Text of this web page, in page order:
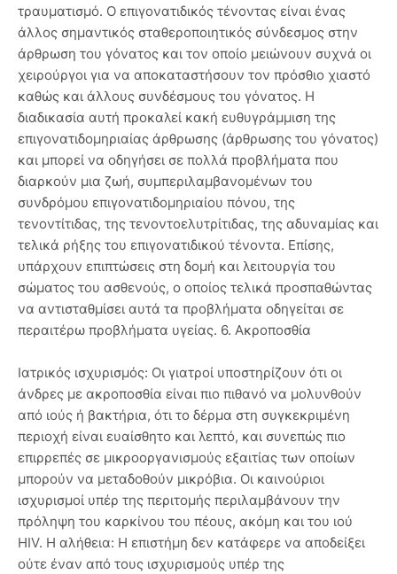
τραυματισμό. Ο επιγονατιδικός τένοντας είναι ένας
άλλος σημαντικός σταθεροποιητικός σύνδεσμος στην
άρθρωση του γόνατος και τον οποίο μειώνουν συχνά οι
χειρούργοι για να αποκαταστήσουν τον πρόσθιο χιαστό
καθώς και άλλους συνδέσμους του γόνατος. Η
διαδικασία αυτή προκαλεί κακή ευθυγράμμιση της
επιγονατιδομηριαίας άρθρωσης (άρθρωσης του γόνατος)
και μπορεί να οδηγήσει σε πολλά προβλήματα που
διαρκούν μια ζωή, συμπεριλαμβανομένων του
συνδρόμου επιγονατιδομηριαίου πόνου, της
τενοντίτιδας, της τενοντοελυτρίτιδας, της αδυναμίας και
τελικά ρήξης του επιγονατιδικού τένοντα. Επίσης,
υπάρχουν επιπτώσεις στη δομή και λειτουργία του
σώματος του ασθενούς, ο οποίος τελικά προσπαθώντας
να αντισταθμίσει αυτά τα προβλήματα οδηγείται σε
περαιτέρω προβλήματα υγείας. 6. Ακροποσθία
Ιατρικός ισχυρισμός: Οι γιατροί υποστηρίζουν ότι οι
άνδρες με ακροποσθία είναι πιο πιθανό να μολυνθούν
από ιούς ή βακτήρια, ότι το δέρμα στη συγκεκριμένη
περιοχή είναι ευαίσθητο και λεπτό, και συνεπώς πιο
επιρρεπές σε μικροοργανισμούς εξαιτίας των οποίων
μπορούν να μεταδοθούν μικρόβια. Οι καινούριοι
ισχυρισμοί υπέρ της περιτομής περιλαμβάνουν την
πρόληψη του καρκίνου του πέους, ακόμη και του ιού
HIV. Η αλήθεια: Η επιστήμη δεν κατάφερε να αποδείξει
ούτε έναν από τους ισχυρισμούς υπέρ της